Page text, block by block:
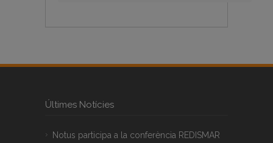
Últimes Notícies
Notus participa a la conferència REDISMAR